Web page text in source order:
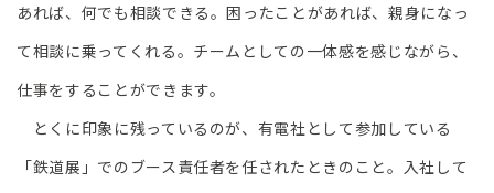
あれば、何でも相談できる。困ったことがあれば、親身になっ
て相談に乗ってくれる。チームとしての一体感を感じながら、
仕事をすることができます。
とくに印象に残っているのが、有電社として参加している
「鉄道展」でのブース責任者を任されたときのこと。入社して